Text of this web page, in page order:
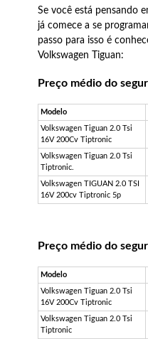
Se você está pensando
já comece a se
passo para isso é
Volkswagen Tiguan:
Preço médio do
Modelo
Volkswagen Tiguan 2.0 Tsi
16V 200Cv Tiptronic
Volkswagen Tiguan 2.0 Tsi
Tiptronic.
Volkswagen TIGUAN 2.0 TSI
16V 200cv Tiptronic 5p
Preço médio do
Modelo
Volkswagen Tiguan 2.0 Tsi
16V 200Cv Tiptronic
Volkswagen Tiguan 2.0 Tsi
Tiptronic